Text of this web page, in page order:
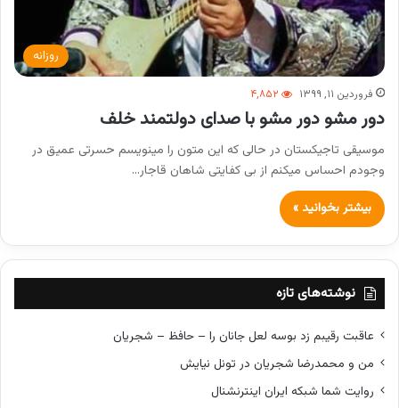
روزانه
فروردین ۱۱, ۱۳۹۹ ۴,۸۵۲
دور مشو دور مشو با صدای دولتمند خلف
موسیقی تاجیکستان در حالی که این متون را مینویسم حسرتی عمیق در
وجودم احساس میکنم از بی کفایتی شاهان قاجار…
بیشتر بخوانید »
نوشته‌های تازه
عاقبت رقیبم زد بوسه لعل جانان را – حافظ – شجریان
من و محمدرضا شجریان در تونل نیایش
روایت شما شبکه ایران اینترنشنال